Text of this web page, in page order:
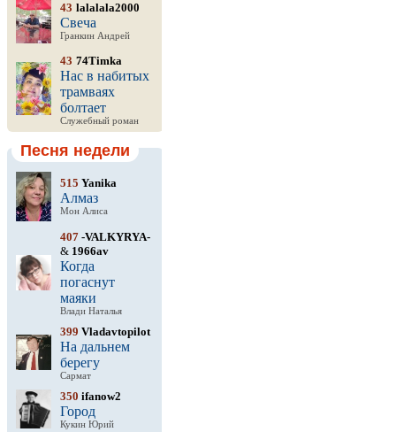
43 lalalala2000
Свеча
Гранкин Андрей
43 74Timka
Нас в набитых
трамваях
болтает
Служебный роман
Песня недели
515 Yanika
Алмаз
Мон Алиса
407 -VALKYRYA-
& 1966av
Когда
погаснут
маяки
Влади Наталья
399 Vladavtopilot
На дальнем
берегу
Сармат
350 ifanow2
Город
Кукин Юрий